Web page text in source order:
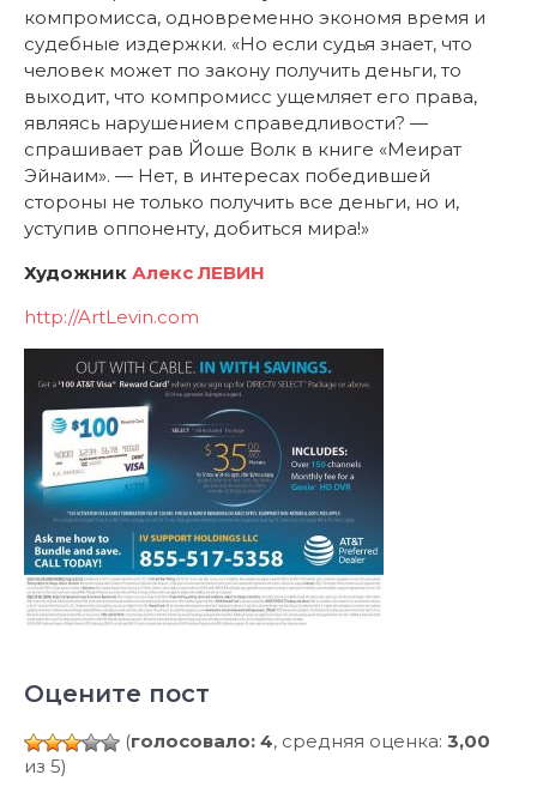
компромисса, одновременно экономя время и
судебные издержки. «Но если судья знает, что
человек может по закону получить деньги, то
выходит, что компромисс ущемляет его права,
являясь нарушением справедливости? —
спрашивает рав Йоше Волк в книге «Меират
Эйнаим». — Нет, в интересах победившей
стороны не только получить все деньги, но и,
уступив оппоненту, добиться мира!»
Художник Алекс ЛЕВИН
http://ArtLevin.com
Оцените пост
(голосовало: 4, средняя оценка: 3,00
из 5)